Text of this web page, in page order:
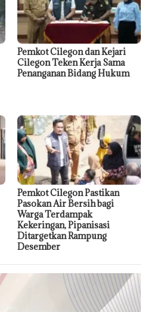
Pemkot Cilegon dan Kejari
Cilegon Teken Kerja Sama
Penanganan Bidang Hukum
Pemkot Cilegon Pastikan
Pasokan Air Bersih bagi
Warga Terdampak
Kekeringan, Pipanisasi
Ditargetkan Rampung
Desember